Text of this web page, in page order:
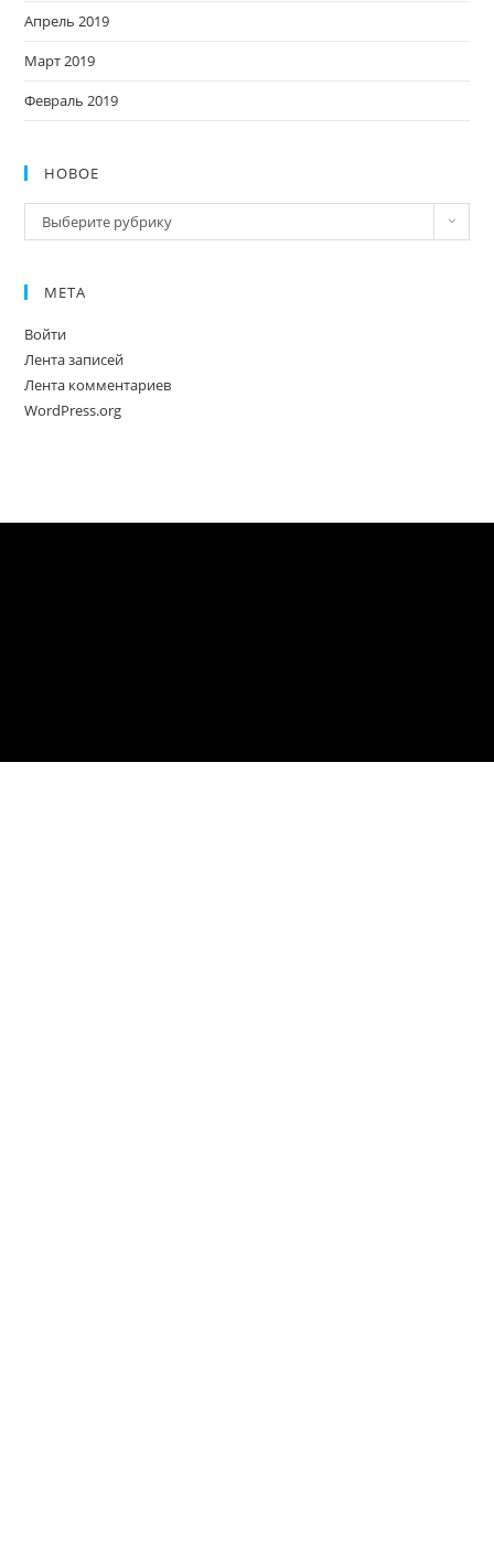
Апрель 2019
Март 2019
Февраль 2019
НОВОЕ
Новое
Выберите рубрику
МЕТА
Войти
Лента записей
Лента комментариев
WordPress.org